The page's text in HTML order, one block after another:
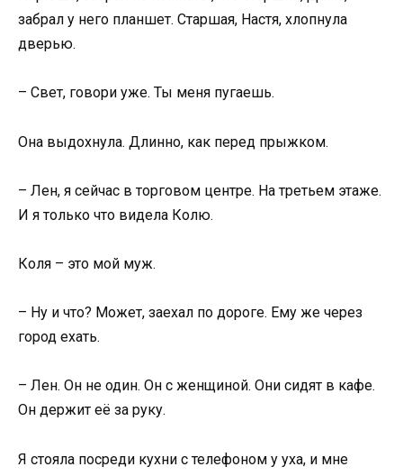
забрал у него планшет. Старшая, Настя, хлопнула
дверью.
– Свет, говори уже. Ты меня пугаешь.
Она выдохнула. Длинно, как перед прыжком.
– Лен, я сейчас в торговом центре. На третьем этаже.
И я только что видела Колю.
Коля – это мой муж.
– Ну и что? Может, заехал по дороге. Ему же через
город ехать.
– Лен. Он не один. Он с женщиной. Они сидят в кафе.
Он держит её за руку.
Я стояла посреди кухни с телефоном у уха, и мне